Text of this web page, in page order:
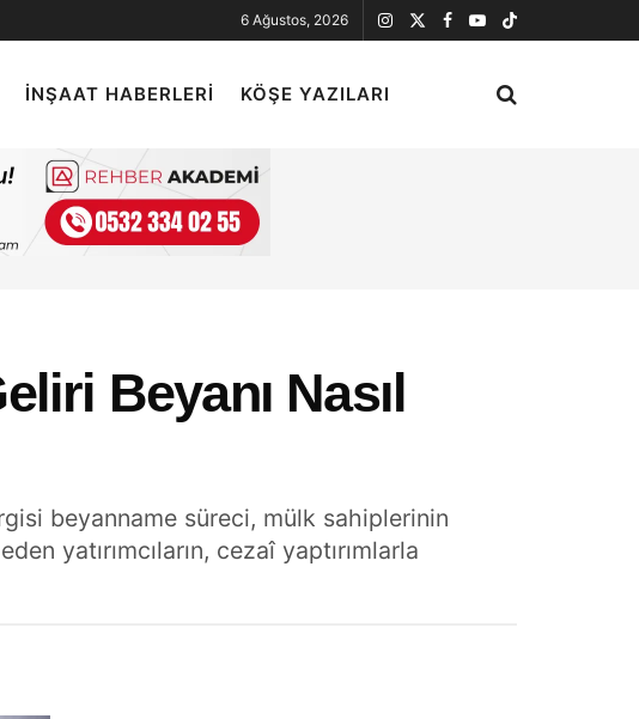
6 Ağustos, 2026
İNŞAAT HABERLERI KÖŞE YAZILARI
Beyanı Nasıl
beyanname süreci, mülk sahiplerinin
yatırımcıların, cezaî yaptırımlarla